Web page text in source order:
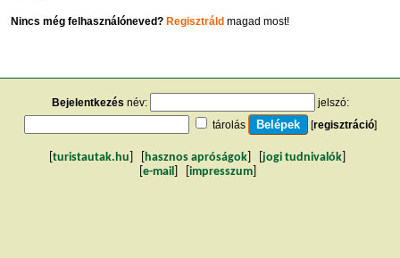
Nincs még felhasználóneved? Regisztráldmagad most!
Bejelentkezés név:
jelszó:
tárolás
[regisztráció]
turistautak.hu hasznos apróságok jogi tudnivalók
e-mail impresszum]